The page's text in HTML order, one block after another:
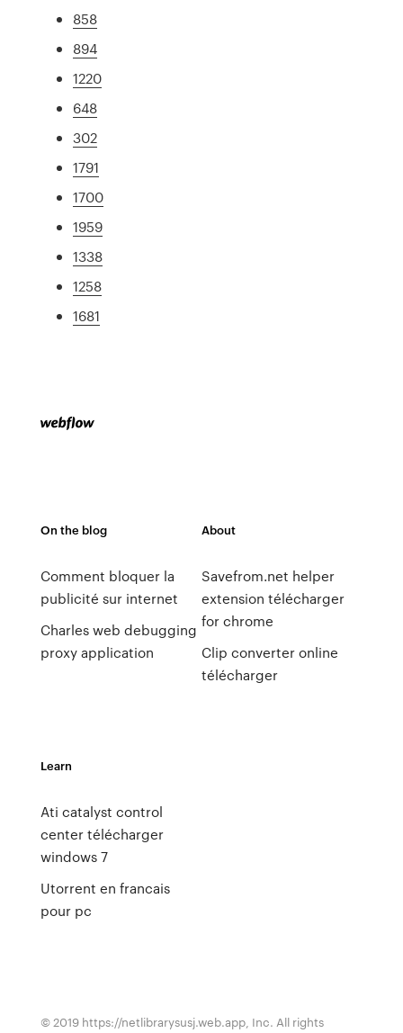
858
894
1220
648
302
1791
1700
1959
1338
1258
1681
On the blog
Comment bloquer la
publicité sur internet
Charles web debugging
proxy application
About
Savefrom.net helper
extension télécharger
for chrome
Clip converter online
télécharger
Learn
Ati catalyst control
center télécharger
windows 7
Utorrent en francais
pour pc
© 2019 https://netlibrarysusj.web.app, Inc. All rights